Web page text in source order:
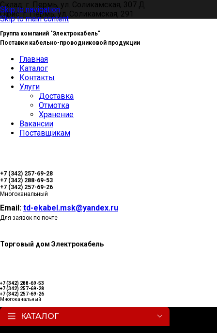
Skip to navigation
Skip to main content
Склад: г. Пермь, ул. Соликамская, 307 Д
Офис: г. Пермь, ул. Соликамская, 291
Группа компаний "Электрокабель"
Поставки кабельно-проводниковой продукции
Главная
Каталог
Контакты
Улуги
Доставка
Отмотка
Хранение
Вакансии
Поставщикам
+7 (342) 257-69-28
+7 (342) 288-69-53
+7 (342) 257-69-26
Многоканальный
Email: td-ekabel.msk@yandex.ru
Для заявок по почте
Торговый дом Электрокабель
+7 (342) 288-69-53
+7 (342) 257-69-28
+7 (342) 257-69-26
Многоканальный
КАТАЛОГ